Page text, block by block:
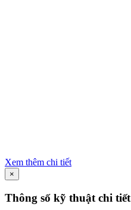
Xem thêm chi tiết
×
Thông số kỹ thuật chi tiết